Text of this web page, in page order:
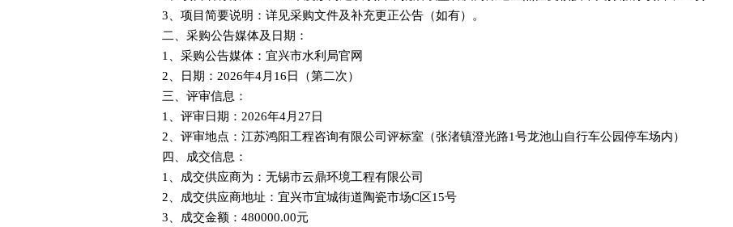
3、项目简要说明：详见采购文件及补充更正公告（如有）。
二、采购公告媒体及日期：
1、采购公告媒体：宜兴市水利局官网
2、日期：2026年4月16日（第二次）
三、评审信息：
1、评审日期：2026年4月27日
2、评审地点：江苏鸿阳工程咨询有限公司评标室（张渚镇澄光路1号龙池山自行车公园停车场内）
四、成交信息：
1、成交供应商为：无锡市云鼎环境工程有限公司
2、成交供应商地址：宜兴市宜城街道陶瓷市场C区15号
3、成交金额：480000.00元